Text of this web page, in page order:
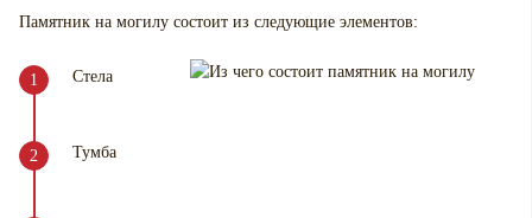
Памятник на могилу состоит из следующие элементов:
Стела
Тумба